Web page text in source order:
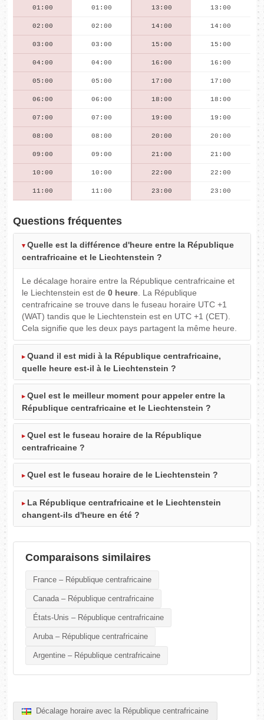
01:00 01:00 13:00 13:00
02:00 02:00 14:00 14:00
03:00 03:00 15:00 15:00
04:00 04:00 16:00 16:00
05:00 05:00 17:00 17:00
06:00 06:00 18:00 18:00
07:00 07:00 19:00 19:00
08:00 08:00 20:00 20:00
09:00 09:00 21:00 21:00
10:00 10:00 22:00 22:00
11:00 11:00 23:00 23:00
Questions fréquentes
Quelle est la différence d'heure entre la République
centrafricaine et le Liechtenstein ?
Le décalage horaire entre la République centrafricaine et
le Liechtenstein est de0 heure. La République
centrafricaine se trouve dans le fuseau horaire UTC +1
(WAT) tandis que le Liechtenstein est en UTC +1 (CET).
Cela signifie que les deux pays partagent la même heure.
Quand il est midi à la République centrafricaine,
quelle heure est-il à le Liechtenstein ?
Quel est le meilleur moment pour appeler entre la
République centrafricaine et le Liechtenstein ?
Quel est le fuseau horaire de la République
centrafricaine ?
Quel est le fuseau horaire de le Liechtenstein ?
La République centrafricaine et le Liechtenstein
changent-ils d'heure en été ?
Comparaisons similaires
France – République centrafricaine
Canada – République centrafricaine
États-Unis – République centrafricaine
Aruba – République centrafricaine
Argentine – République centrafricaine
Décalage horaire avec la République centrafricaine